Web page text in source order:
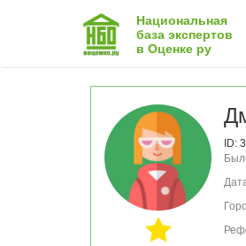
Национальная
база экспертов
в Оценке ру
ID: